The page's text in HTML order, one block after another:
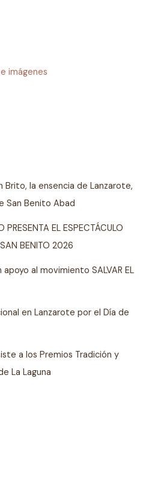
imágenes
Brito, la ensencia de Lanzarote,
San Benito Abad
PRESENTA EL ESPECTÁCULO
BENITO 2026
al movimiento SALVAR EL
en Lanzarote por el Día de
a los Premios Tradición y
La Laguna